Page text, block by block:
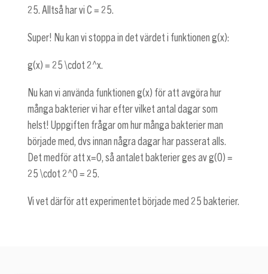
25. Alltså har vi C = 25.
Super! Nu kan vi stoppa in det värdet i funktionen g(x):
g(x) = 25 \cdot 2^x.
Nu kan vi använda funktionen g(x) för att avgöra hur
många bakterier vi har efter vilket antal dagar som
helst! Uppgiften frågar om hur många bakterier man
började med, dvs innan några dagar har passerat alls.
Det medför att x=0, så antalet bakterier ges avg(0) =
25 \cdot 2^0 = 25.
Vi vet därför att experimentet började med 25 bakterier.